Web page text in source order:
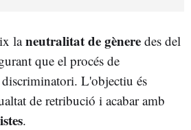
laneutralitat de gènere des del
que el procés de
L'objectiu és
de retribució i acabar amb
.